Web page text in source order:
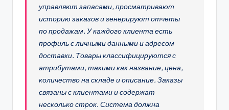
управляют запасами, просматривают
историю заказов и генерируют отчеты
по продажам. У каждого клиента есть
профиль с личными данными и адресом
доставки. Товары классифицируются с
атрибутами, такими как название, цена,
количество на складе и описание. Заказы
связаны с клиентами и содержат
несколько строк. Система должна